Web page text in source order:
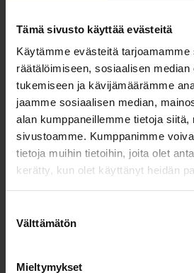
Tämä sivusto käyttää evästeitä
Käytämme evästeitä
räätälöimiseen, sosiaalisen median
tukemiseen ja kävijämäärämme
jaamme sosiaalisen median,
alan kumppaneillemme tietoja siitä,
sivustoamme. Kumppanimme
tietoja muihin tietoihin, joita olet
kerätty, kun olet käyttänyt heidän
valinta
Välttämätön
Mieltymykset
"*" näyttää pakolliset kentät
Aihe
Nimi*
Sähköposti